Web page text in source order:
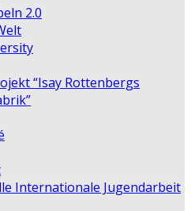
2.0
“Isay Rottenbergs
Internationale Jugendarbeit